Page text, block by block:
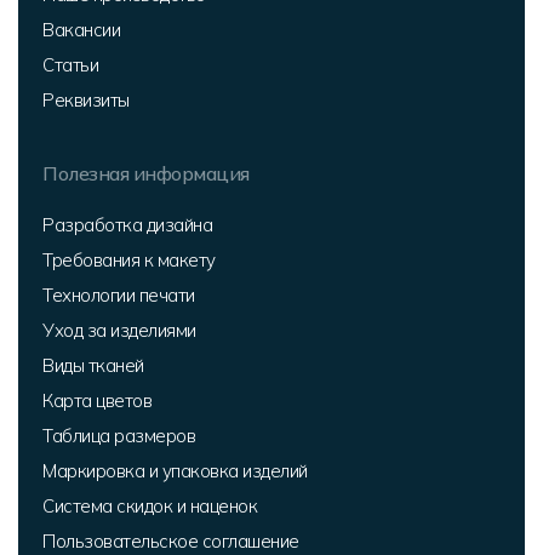
Вакансии
Статьи
Реквизиты
Полезная информация
Разработка дизайна
Требования к макету
Технологии печати
Уход за изделиями
Виды тканей
Карта цветов
Таблица размеров
Маркировка и упаковка изделий
Система скидок и наценок
Пользовательское соглашение